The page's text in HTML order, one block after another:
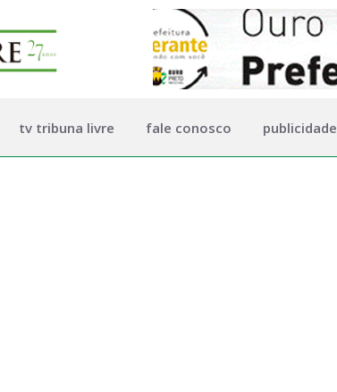
tv tribuna livre fale conosco publicidade